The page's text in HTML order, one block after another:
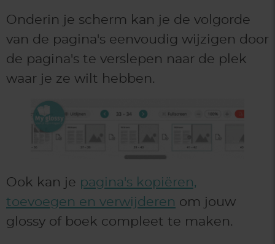
Onderin je scherm kan je de volgorde
van de pagina's eenvoudig wijzigen door
de pagina's te verslepen naar de plek
waar je ze wilt hebben.
Ook kan je pagina's kopiëren,
toevoegen en verwijderen om jouw
glossy of boek compleet te maken.